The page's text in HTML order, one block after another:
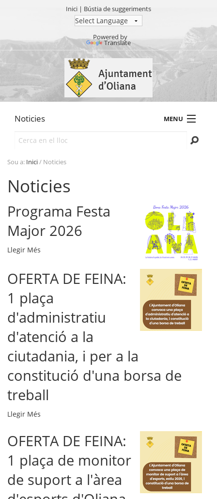
Inici | Bústia de suggeriments
Powered by
Translate
contingut.
Salta
Noticies MENU
AJUNTAMENT
SEU ELECTRÒNICA
TRANSPARÈNCIA
Sou a: Inici/ Noticies
Noticies
Programa Festa
Major 2026
Programa
2026
-
Llegir Més
OFERTA DE FEINA:
1 plaça
d'administratiu
d'atenció a la
ciutadania, i per a la
constitució d'una borsa de
treball
OFERTA
FEINA:
1
plaça
d'administratiu
d'atenció
Llegir Més
OFERTA DE FEINA:
1 plaça de monitor
de suport a l'àrea